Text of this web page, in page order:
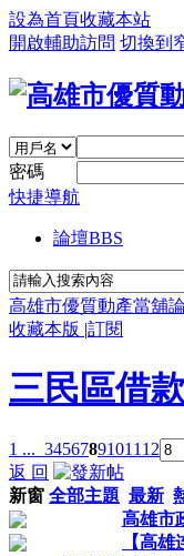
設為首頁收藏本站
開啟輔助訪問 切換到
密碼
快捷導航
論壇BBS
高雄市優質動產當舖
收藏本版 |訂閱
三民區借款
1 ... 34567891011 12
返 回
新窗 全部主題 最新
高雄市
【高